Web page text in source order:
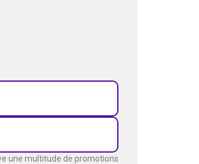
une multitude de promotions